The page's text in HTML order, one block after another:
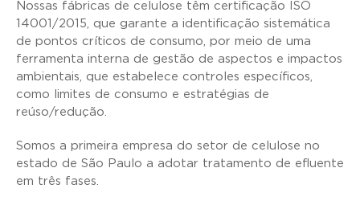
Nossas fábricas de celulose têm certificação ISO
14001/2015, que garante a identificação sistemática
de pontos críticos de consumo, por meio de uma
ferramenta interna de gestão de aspectos e impactos
ambientais, que estabelece controles específicos,
como limites de consumo e estratégias de
reúso/redução.
Somos a primeira empresa do setor de celulose no
estado de São Paulo a adotar tratamento de efluente
em três fases.